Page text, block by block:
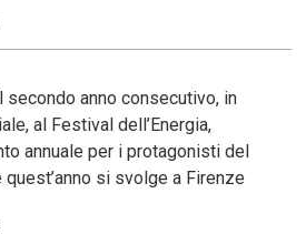
secondo anno consecutivo, in
al Festival dell’Energia,
annuale per i protagonisti del
si svolge a Firenze